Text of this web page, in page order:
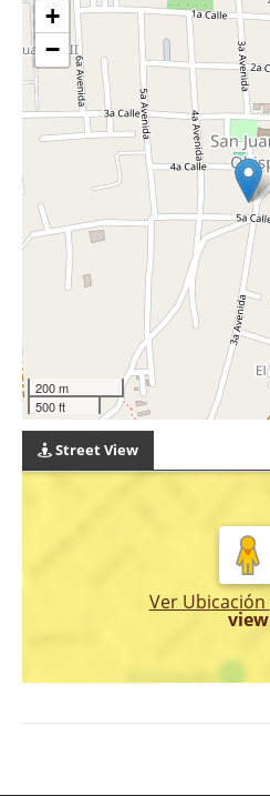
+
−
200 m
500 ft
Street View
Ver Ubicación
view